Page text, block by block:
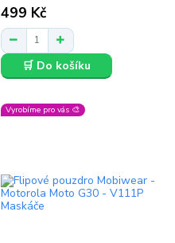
499 Kč
🛒 Do košíku
Vyrobíme pro vás 🎨